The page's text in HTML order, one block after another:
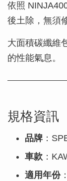
依照
後土除，無須
大面積碳纖維
的性能氣息。
規格資訊
品牌 ：
車款 ：
適用年份